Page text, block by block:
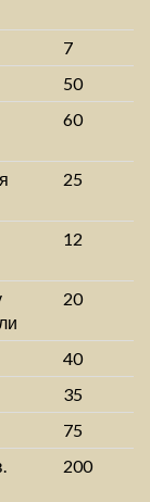
7
50
60
25
12
20
40
35
75
200